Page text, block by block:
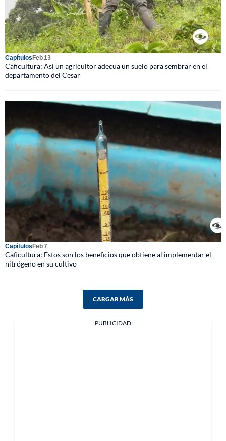
CapítulosFeb 13
Caficultura: Así un agricultor adecua un suelo para sembrar en el
departamento del Cesar
CapítulosFeb 7
Caficultura: Estos son los beneficios que obtiene al implementar el
nitrógeno en su cultivo
CARGAR MÁS
PUBLICIDAD